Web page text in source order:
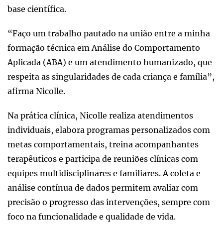
base científica.
“Faço um trabalho pautado na união entre a minha
formação técnica em Análise do Comportamento
Aplicada (ABA) e um atendimento humanizado, que
respeita as singularidades de cada criança e família”,
afirma Nicolle.
Na prática clínica, Nicolle realiza atendimentos
individuais, elabora programas personalizados com
metas comportamentais, treina acompanhantes
terapêuticos e participa de reuniões clínicas com
equipes multidisciplinares e familiares. A coleta e
análise contínua de dados permitem avaliar com
precisão o progresso das intervenções, sempre com
foco na funcionalidade e qualidade de vida.